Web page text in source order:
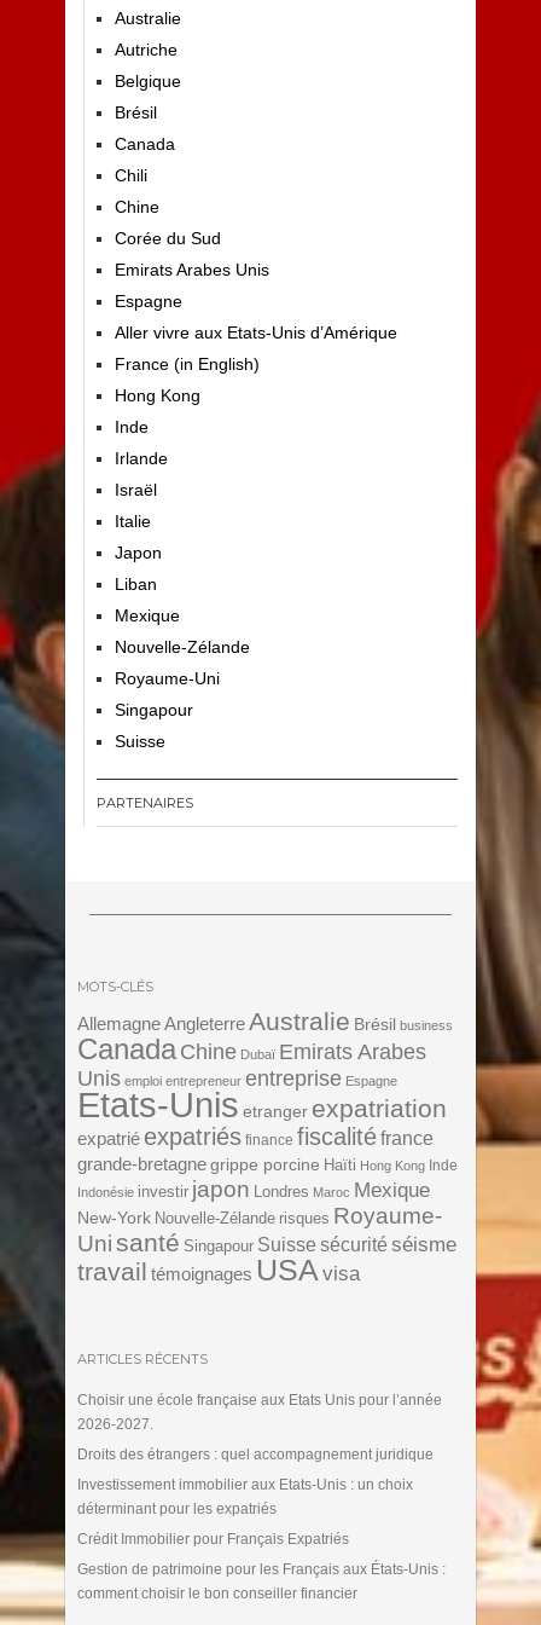
Australie
Autriche
Belgique
Brésil
Canada
Chili
Chine
Corée du Sud
Emirats Arabes Unis
Espagne
Aller vivre aux Etats-Unis d’Amérique
France (in English)
Hong Kong
Inde
Irlande
Israël
Italie
Japon
Liban
Mexique
Nouvelle-Zélande
Royaume-Uni
Singapour
Suisse
PARTENAIRES
MOTS-CLÉS
Allemagne AngleterreAustralie Brésil business
Canada Chine Dubaï Emirats Arabes
Unis emploi entrepreneur entreprise Espagne
Etats-Unis etranger expatriation
expatrié expatriés finance fiscalitéfrance
grande-bretagne grippe porcine Haïti Hong Kong Inde
Indonésie investir japon Londres Maroc Mexique
New-York Nouvelle-Zélande risques Royaume-
Unisanté Singapour Suisse sécurité séisme
travail témoignages USA visa
ARTICLES RÉCENTS
Choisir une école française aux Etats Unis pour l’année
2026-2027.
Droits des étrangers : quel accompagnement juridique
Investissement immobilier aux Etats-Unis : un choix
déterminant pour les expatriés
Crédit Immobilier pour Français Expatriés
Gestion de patrimoine pour les Français aux États-Unis :
comment choisir le bon conseiller financier